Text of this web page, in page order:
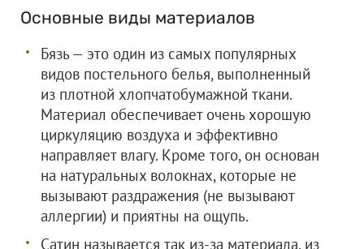
Основные виды материалов
Бязь — это один из самых популярных
видов постельного белья, выполненный
из плотной хлопчатобумажной ткани.
Материал обеспечивает очень хорошую
циркуляцию воздуха и эффективно
направляет влагу. Кроме того, он основан
на натуральных волокнах, которые не
вызывают раздражения (не вызывают
аллергии) и приятны на ощупь.
Сатин называется так из-за материала, из